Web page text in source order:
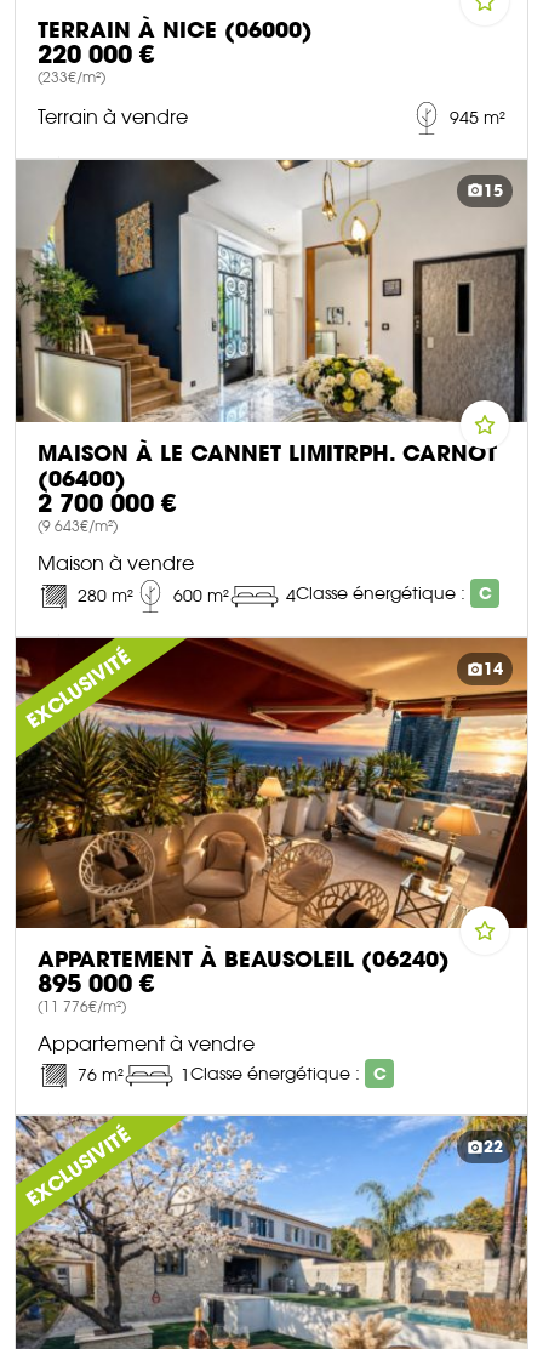
TERRAIN À NICE (06000)
220 000 €
(233€/m²)
Terrain à vendre 945 m²
DÉCOUVRIR CE BIEN
15
MAISON À LE CANNET LIMITRPH. CARNOT
(06400)
2 700 000 €
(9 643€/m²)
Maison à vendre
280 m² 600 m² 4Classe énergétique : C
DÉCOUVRIR CE BIEN
EXCLUSIVITÉ 14
APPARTEMENT À BEAUSOLEIL (06240)
895 000 €
(11 776€/m²)
Appartement à vendre
76 m² 1Classe énergétique : C
DÉCOUVRIR CE BIEN
EXCLUSIVITÉ 22